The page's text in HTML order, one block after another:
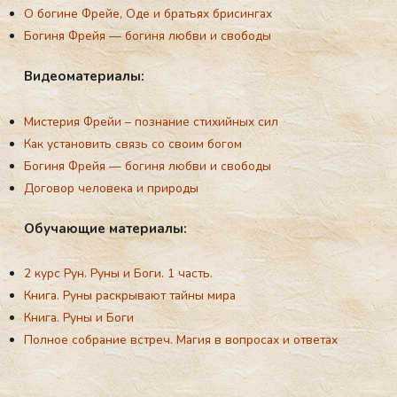
О богине Фрейе, Оде и братьях брисингах
Богиня Фрейя — богиня любви и свободы
Ви­де­ома­те­ри­алы:
Мистерия Фрейи – познание стихийных сил
Как установить связь со свoим богом
Богиня Фрейя — богиня любви и свободы
Договор человека и природы
Обу­ча­ющие ма­те­ри­алы:
2 курс Рун. Руны и Боги. 1 часть.
Книга. Руны раскрывают тайны мира
Книга. Руны и Боги
Полное собрание встреч. Магия в вопросах и ответах